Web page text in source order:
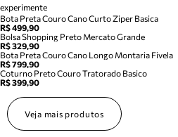
experimente
Bota Preta Couro Cano Curto Ziper Basica
R$ 499,90
Bolsa Shopping Preto Mercato Grande
R$ 329,90
Bota Preta Couro Cano Longo Montaria Fivela
R$ 799,90
Coturno Preto Couro Tratorado Basico
R$ 399,90
Veja mais produtos